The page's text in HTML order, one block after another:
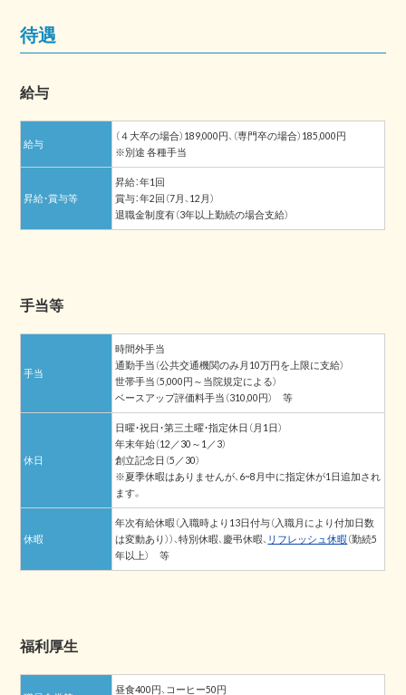
待遇
給与
給与
（４大卒の場合）189,000円、（専門卒の場合）185,000円
※別途 各種手当
昇給・賞与等
昇給：年1回
賞与：年2回（7月、12月）
退職金制度有（3年以上勤続の場合支給）
手当等
手当
時間外手当
通勤手当（公共交通機関のみ月10万円を上限に支給）
世帯手当（5,000円～当院規定による）
ベースアップ評価料手当（310,00円） 等
休日
日曜・祝日・第三土曜・指定休日（月1日）
年末年始（12／30～1／3）
創立記念日（5／30）
※夏季休暇はありませんが、6~8月中に指定休が1日追加され
ます。
休暇
年次有給休暇（入職時より13日付与（入職月により付加日数
は変動あり））、特別休暇、慶弔休暇、 リフレッシュ休暇 （勤続5
年以上） 等
福利厚生
昼食400円、コーヒー50円